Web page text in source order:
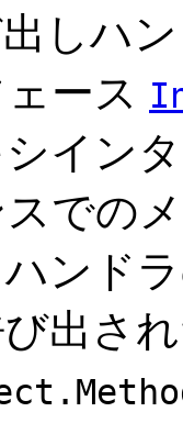
しハ
ース
イン
での
ハンド
出さ